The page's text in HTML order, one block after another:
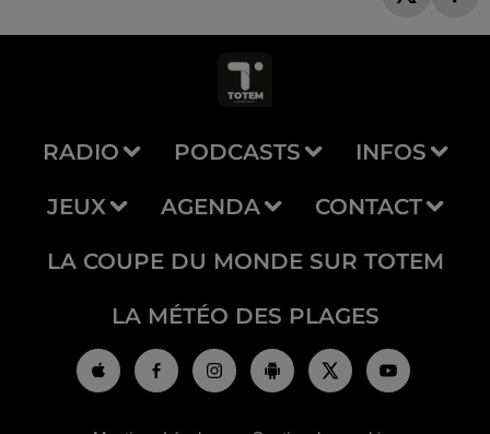
RADIO PODCASTS INFOS
JEUX AGENDA CONTACT
LA COUPE DU MONDE SUR TOTEM
LA MÉTÉO DES PLAGES